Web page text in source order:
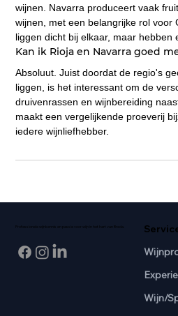
wijnen. Navarra produceert vaak
wijnen, met een belangrijke rol voor
liggen dicht bij elkaar, maar hebben
Kan ik Rioja en Navarra goed
Absoluut. Juist doordat de regio's
liggen, is het interessant om de
druivenrassen en wijnbereiding
maakt een vergelijkende proeverij
iedere wijnliefhebber.
Professionele wijnkennis en passie voor wijn in het hart van Breda.
Wijn/